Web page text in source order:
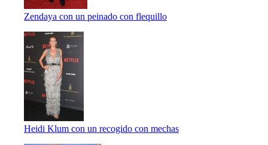
Zendaya con un peinado con flequillo
Heidi Klum con un recogido con mechas